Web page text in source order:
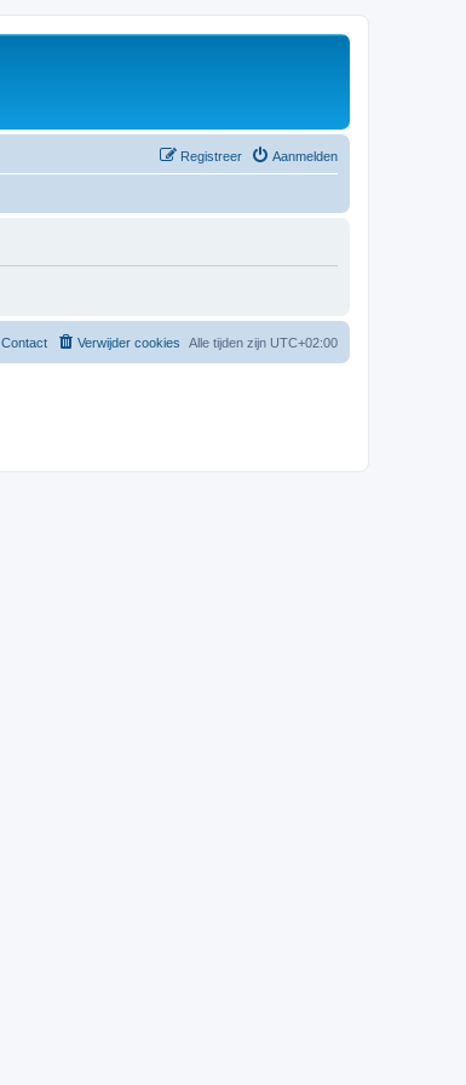
Aanmelden
Registreer
Alle tijden zijn UTC+02:00
Verwijder cookies
Contact